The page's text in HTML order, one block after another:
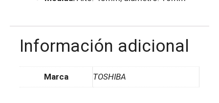
Información adicional
Marca TOSHIBA